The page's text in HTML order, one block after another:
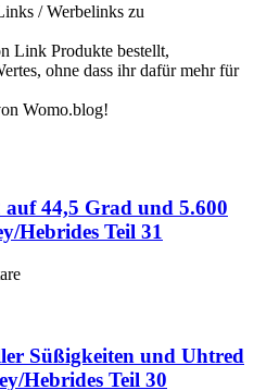
/ Werbelinks zu
Link Produkte bestellt,
ohne dass ihr dafür mehr für
Womo.blog!
auf 44,5 Grad und 5.600
Hebrides Teil 31
Süßigkeiten und Uhtred
Hebrides Teil 30